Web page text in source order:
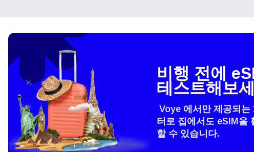
How do I
비행 전에
테스트해보
Voye 에서만 제공되는
터로 집에서도 eSIM을
할 수 있습니다.
언어 선